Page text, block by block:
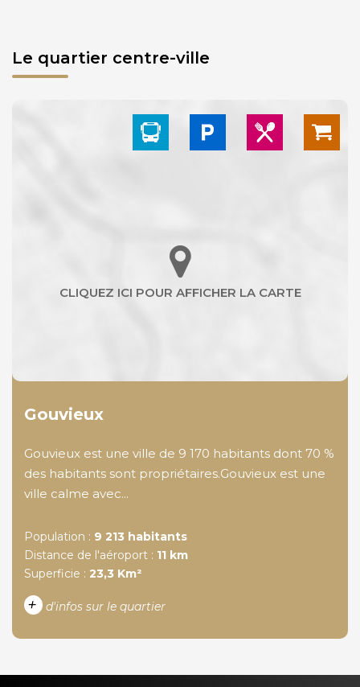
Le quartier centre-ville
Gouvieux
Gouvieux est une ville de 9 170 habitants dont 70 %
des habitants sont propriétaires.Gouvieux est une
ville calme avec...
Population : 9 213 habitants
Distance de l'aéroport : 11 km
Superficie : 23,3 Km²
+ d'infos sur le quartier